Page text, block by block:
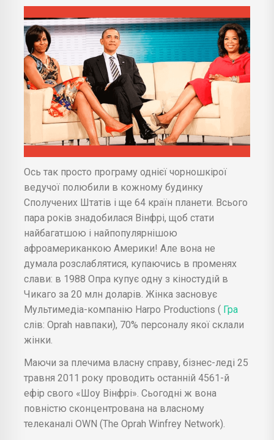
Ось так просто програму однієї чорношкірої
ведучої полюбили в кожному будинку
Сполучених Штатів і ще 64 країн планети. Всього
пара років знадобилася Вінфрі, щоб стати
найбагатшою і найпопулярнішою
афроамериканкою Америки! Але вона не
думала розслаблятися, купаючись в променях
слави: в 1988 Опра купує одну з кіностудій в
Чикаго за 20 млн доларів. Жінка засновує
Мультимедіа-компанію Harpo Productions ( Гра
слів: Oprah навпаки), 70% персоналу якої склали
жінки.
Маючи за плечима власну справу, бізнес-леді 25
травня 2011 року проводить останній 4561-й
ефір свого «Шоу Вінфрі». Сьогодні ж вона
повністю сконцентрована на власному
телеканалі OWN (The Oprah Winfrey Network).